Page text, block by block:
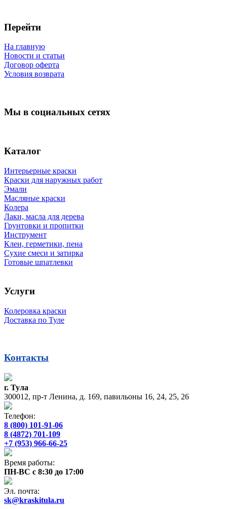
Перейти
На главную
Новости и статьи
Договор оферта
Условия возврата
Мы в социальных сетях
Каталог
Интерьерные краски
Краски для наружных работ
Эмали
Масляные краски
Колера
Лаки, масла для дерева
Грунтовки и пропитки
Инструмент
Клеи, герметики, пена
Сухие смеси и затирка
Готовые шпатлевки
Услуги
Колеровка краски
Доставка по Туле
Контакты
г. Тула
300012, пр-т Ленина, д. 169, павильоны 16, 24, 25, 26
Телефон:
8 (800) 101-91-06
8 (4872) 701-109
+7 (953) 966-66-25
Время работы:
ПН-ВС с 8:30 до 17:00
Эл. почта:
sk@kraskitula.ru